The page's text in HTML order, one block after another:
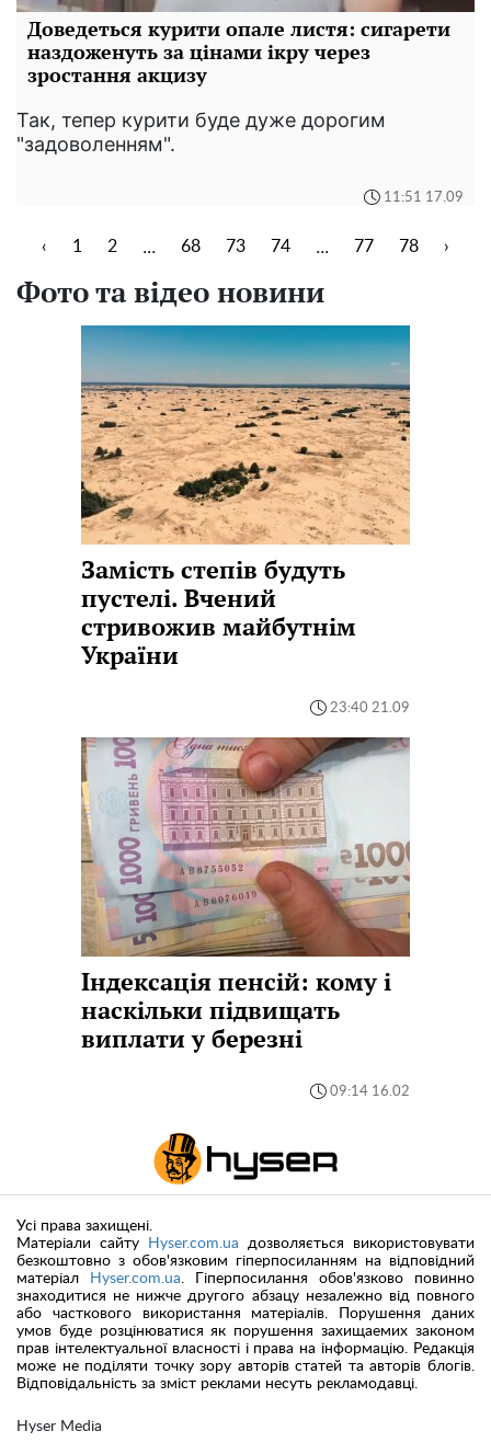
Доведеться курити опале листя: сигарети
наздоженуть за цінами ікру через
зростання акцизу
Так, тепер курити буде дуже дорогим
"задоволенням".
11:51 17.09
‹ 1 2 ... 68 73 74 ... 77 78 ›
Фото та відео новини
Замість степів будуть
пустелі. Вчений
стривожив майбутнім
України
23:40 21.09
Індексація пенсій: кому і
наскільки підвищать
виплати у березні
09:14 16.02
Hyser Media
Усі права захищені.
Матеріали сайту
Hyser.com.ua дозволяється використовувати
безкоштовно з обов'язковим гіперпосиланням на відповідний
матеріал
Hyser.com.ua. Гіперпосилання обов'язково повинно
знаходитися не нижче другого абзацу незалежно від повного
або часткового використання матеріалів. Порушення даних
умов буде розцінюватися як порушення захищаемих законом
прав інтелектуальної власності і права на інформацію. Редакція
може не поділяти точку зору авторів статей та авторів блогів.
Відповідальність за зміст реклами несуть рекламодавці.